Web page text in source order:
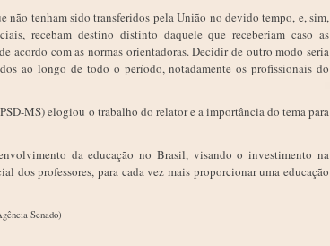
não tenham sido transferidos pela União no devido tempo, e, sim,
recebam destino distinto daquele que receberiam caso as
acordo com as normas orientadoras. Decidir de outro modo seria
ao longo de todo o período, notadamente os profissionais do
MS) elogiou o trabalho do relator e a importância do tema para
da educação no Brasil, visando o investimento na
dos professores, para cada vez mais proporcionar uma educação
Senado)